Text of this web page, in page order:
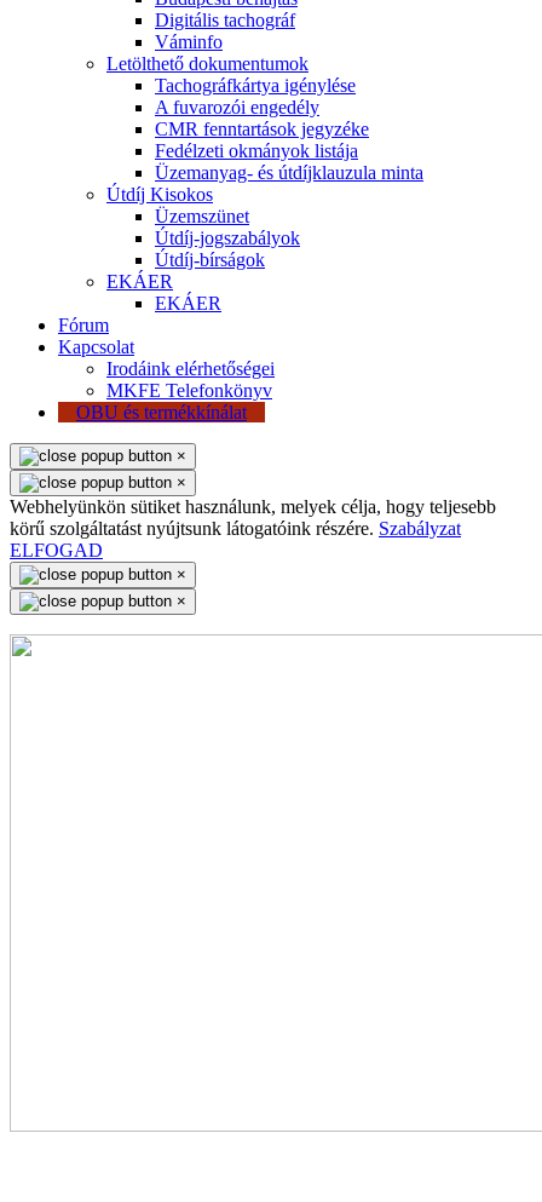
Digitális tachográf
Váminfo
Letölthető dokumentumok
Tachográfkártya igénylése
A fuvarozói engedély
CMR fenntartások jegyzéke
Fedélzeti okmányok listája
Üzemanyag- és útdíjklauzula minta
Útdíj Kisokos
Üzemszünet
Útdíj-jogszabályok
Útdíj-bírságok
EKÁER
EKÁER
Fórum
Kapcsolat
Irodáink elérhetőségei
MKFE Telefonkönyv
OBU és termékkínálat
×
×
Webhelyünkön sütiket használunk, melyek célja, hogy teljesebb
körű szolgáltatást nyújtsunk látogatóink részére. Szabályzat
ELFOGAD
×
×